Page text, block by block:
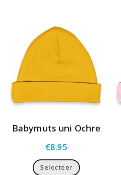
Babymuts uni Ochre
€8.95
Selecteer